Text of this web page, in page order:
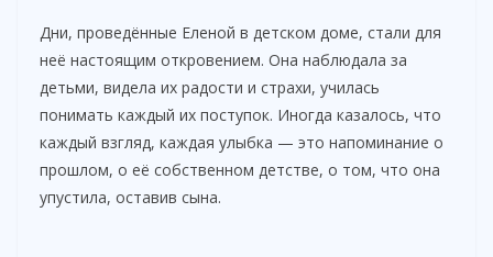
Дни, проведённые Еленой в детском доме, стали для
неё настоящим откровением. Она наблюдала за
детьми, видела их радости и страхи, училась
понимать каждый их поступок. Иногда казалось, что
каждый взгляд, каждая улыбка — это напоминание о
прошлом, о её собственном детстве, о том, что она
упустила, оставив сына.